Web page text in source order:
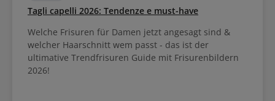
Tagli capelli 2026: Tendenze e must-have
Welche Frisuren für Damen jetzt angesagt sind &
welcher Haarschnitt wem passt - das ist der
ultimative Trendfrisuren Guide mit Frisurenbildern
2026!